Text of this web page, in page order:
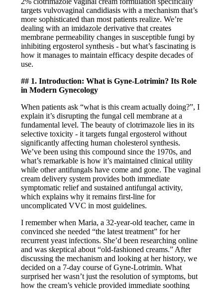
targets vulvovaginal candidiasis with a mechanism that’s
more sophisticated than most patients realize. We’re
dealing with an imidazole derivative that creates
membrane permeability changes in susceptible fungi by
inhibiting ergosterol synthesis - but what’s fascinating is
how it manages to maintain efficacy despite decades of
use.
## 1. Introduction: What is Gyne-Lotrimin? Its Role
in Modern Gynecology
When patients ask “what is this cream actually doing?”, I
explain it’s disrupting the fungal cell membrane at a
fundamental level. The beauty of clotrimazole lies in its
selective toxicity - it targets fungal ergosterol without
significantly affecting human cholesterol synthesis.
We’ve been using this compound since the 1970s, and
what’s remarkable is how it’s maintained clinical utility
while other antifungals have come and gone. The vaginal
cream delivery system provides both immediate
symptomatic relief and sustained antifungal activity,
which explains why it remains first-line for
uncomplicated VVC in most guidelines.
I remember when Maria, a 32-year-old teacher, came in
convinced she needed “the latest treatment” for her
recurrent yeast infections. She’d been researching online
and was skeptical about “old-fashioned creams.” After
discussing the mechanism and looking at her history, we
decided on a 7-day course of Gyne-Lotrimin. What
surprised her wasn’t just the resolution of symptoms, but
how the cream’s vehicle provided immediate soothing